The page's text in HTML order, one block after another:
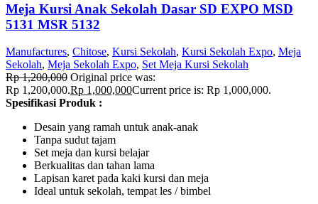
Meja Kursi Anak Sekolah Dasar SD EXPO MSD
5131 MSR 5132
Manufactures, Chitose, Kursi Sekolah, Kursi Sekolah Expo, Meja
Sekolah, Meja Sekolah Expo, Set Meja Kursi Sekolah
Rp1,200,000 Original price was:
Rp 1,200,000.Rp 1,000,000Current price is: Rp 1,000,000.
Spesifikasi Produk :
Desain yang ramah untuk anak-anak
Tanpa sudut tajam
Set meja dan kursi belajar
Berkualitas dan tahan lama
Lapisan karet pada kaki kursi dan meja
Ideal untuk sekolah, tempat les / bimbel